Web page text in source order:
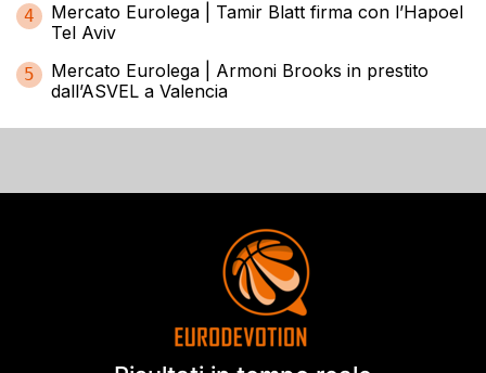
4
Mercato Eurolega | Tamir Blatt firma con l’Hapoel
Tel Aviv
5
Mercato Eurolega | Armoni Brooks in prestito
dall’ASVEL a Valencia